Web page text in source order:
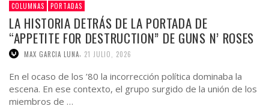
COLUMNAS PORTADAS
LA HISTORIA DETRÁS DE LA PORTADA DE
“APPETITE FOR DESTRUCTION” DE GUNS N’ ROSES
MAX GARCIA LUNA 21 JULIO, 2026
En el ocaso de los ’80 la incorrección política dominaba la
escena. En ese contexto, el grupo surgido de la unión de los
miembros de …